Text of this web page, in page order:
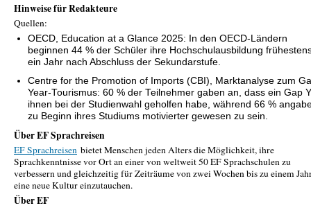
Hinweise für Redakteure
Quellen:
OECD, Education at a Glance 2025: In den OECD-Ländern
beginnen 44 % der Schüler ihre Hochschulausbildung
ein Jahr nach Abschluss der Sekundarstufe.
Centre for the Promotion of Imports (CBI), Marktanalyse zum
Year-Tourismus: 60 % der Teilnehmer gaben an, dass ein Gap
ihnen bei der Studienwahl geholfen habe, während 66 %
zu Beginn ihres Studiums motivierter gewesen zu sein.
Über EF Sprachreisen
EF Sprachreisen bietet Menschen jeden Alters die Möglichkeit, ihre
Sprachkenntnisse vor Ort an einer von weltweit 50 EF Sprachschulen zu
verbessern und gleichzeitig für Zeiträume von zwei Wochen bis zu einem
eine neue Kultur einzutauchen.
Über EF